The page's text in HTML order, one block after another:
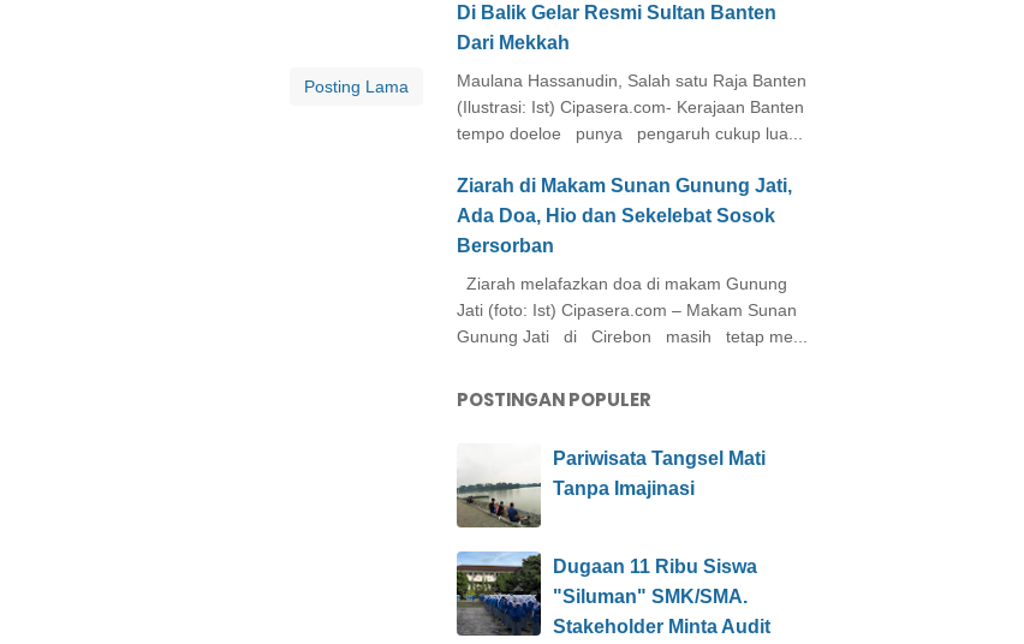
Posting Lama
Di Balik Gelar Resmi Sultan Banten
Dari Mekkah
Maulana Hassanudin, Salah satu Raja Banten
(Ilustrasi: Ist) Cipasera.com- Kerajaan Banten
tempo doeloe punya pengaruh cukup lua...
Ziarah di Makam Sunan Gunung Jati,
Ada Doa, Hio dan Sekelebat Sosok
Bersorban
Ziarah melafazkan doa di makam Gunung
Jati (foto: Ist) Cipasera.com – Makam Sunan
Gunung Jati di Cirebon masih tetap me...
POSTINGAN POPULER
Pariwisata Tangsel Mati
Tanpa Imajinasi
Dugaan 11 Ribu Siswa
"Siluman" SMK/SMA.
Stakeholder Minta Audit